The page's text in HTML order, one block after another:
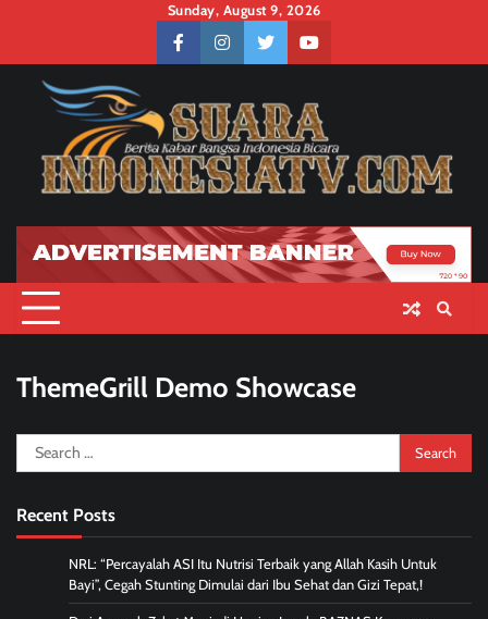
content
Sunday, August 9, 2026
facebookinstagramtwitteryoutube
ThemeGrill Demo Showcase
Search
for:
Recent Posts
NRL: “Percayalah ASI Itu Nutrisi Terbaik yang Allah Kasih Untuk
Bayi”, Cegah Stunting Dimulai dari Ibu Sehat dan Gizi Tepat,!